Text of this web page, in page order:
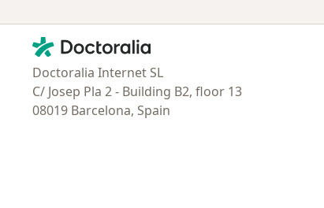
Contacto
Doctoralia - Página de inicio
Doctoralia Internet SL
C/ Josep Pla 2 - Building B2, floor 13
08019 Barcelona, Spain